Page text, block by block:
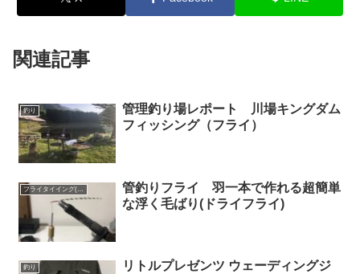
関連記事
釣り
管理釣り場レポート 川場キングダム
フィッシング（フライ）
フライタイイング(毛ばり作り)
管釣りフライ 羽一本で作れる超簡単
な浮く毛ばり(ドライフライ)
釣り
リトルプレゼンツ ウェーディングジ